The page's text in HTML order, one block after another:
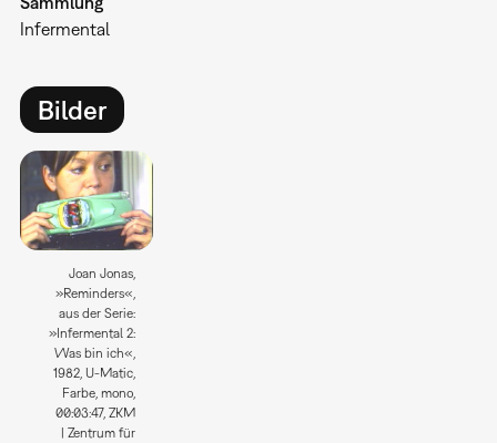
Infermental
Bilder
Joan Jonas,
»Reminders«,
aus der Serie:
»Infermental 2:
Was bin ich«,
1982, U-Matic,
Farbe, mono,
00:03:47, ZKM
| Zentrum für